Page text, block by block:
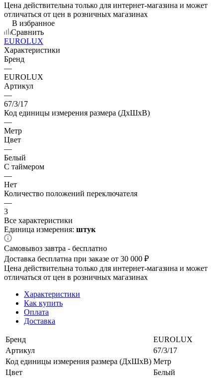
Цена действительна только для интернет-магазина и может
отличаться от цен в розничных магазинах
В избранное
Сравнить
EUROLUX
Характеристики
Бренд
—
EUROLUX
Артикул
—
67/3/17
Код единицы измерения размера (ДхШхВ)
—
Метр
Цвет
—
Белый
С таймером
—
Нет
Количество положений переключателя
—
3
Все характеристики
Единица измерения: штук
Самовывоз завтра - бесплатно
Доставка бесплатна при заказе от 30 000 ₽
Цена действительна только для интернет-магазина и может
отличаться от цен в розничных магазинах
Характеристики
Как купить
Оплата
Доставка
Бренд
EUROLUX
Артикул
67/3/17
Код единицы измерения размера (ДхШхВ) Метр
Цвет
Белый